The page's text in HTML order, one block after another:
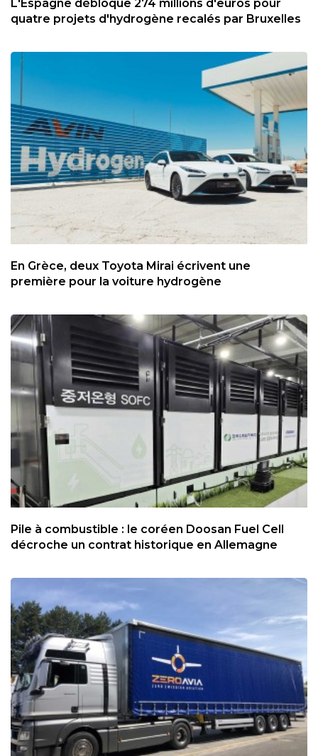
L'Espagne débloque 274 millions d'euros pour
quatre projets d'hydrogène recalés par Bruxelles
En Grèce, deux Toyota Mirai écrivent une
première pour la voiture hydrogène
Pile à combustible : le coréen Doosan Fuel Cell
décroche un contrat historique en Allemagne